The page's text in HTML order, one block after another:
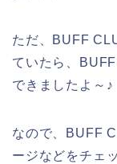
ただ、BUFF
ていたら、
できましたよ～♪
なので、BUFF
ージなどをチェ